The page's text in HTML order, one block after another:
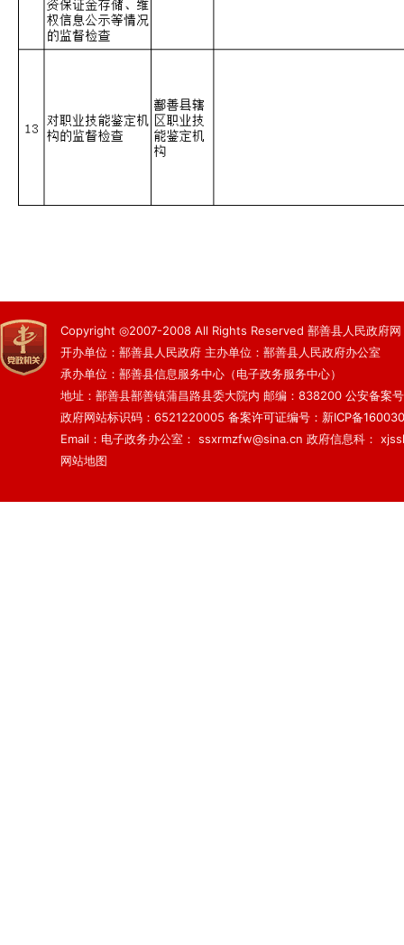
Copyright ◎2007-2008 All Rights Reserved 鄯善县人民政府网
开办单位：鄯善县人民政府 主办单位：鄯善县人民政府办公室
承办单位：鄯善县信息服务中心（电子政务服务中心）
地址：鄯善县鄯善镇蒲昌路县委大院内 邮编：838200 公安备案
政府网站标识码：6521220005 备案许可证编号：新ICP备
Email：电子政务办公室： ssxrmzfw@sina.cn 政府信息科：
网站地图